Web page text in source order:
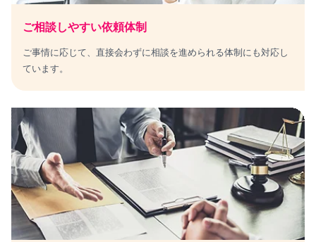
ご相談しやすい依頼体制
ご事情に応じて、直接会わずに相談を進められる体制にも対応し
ています。